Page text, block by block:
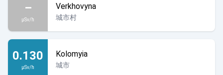
–
µSv/h
Verkhovyna
城市村
0.130
µSv/h
Kolomyia
城市